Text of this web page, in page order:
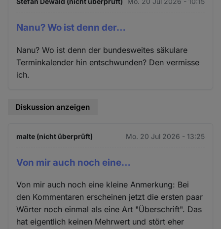
Nanu? Wo ist denn der…
Nanu? Wo ist denn der bundesweites säkulare
Terminkalender hin entschwunden? Den vermisse
ich.
Diskussion anzeigen
malte (nicht überprüft) Mo. 20 Jul 2026 - 13:25
Von mir auch noch eine…
Von mir auch noch eine kleine Anmerkung: Bei
den Kommentaren erscheinen jetzt die ersten paar
Wörter noch einmal als eine Art "Überschrift". Das
hat eigentlich keinen Mehrwert und stört eher
und